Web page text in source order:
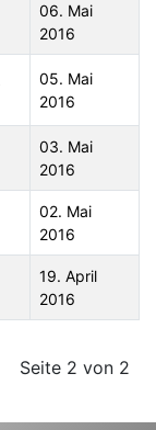
06. Mai
2016
05. Mai
2016
03. Mai
2016
02. Mai
2016
19. April
2016
Seite 2 von 2